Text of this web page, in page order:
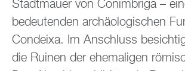
Stadtmauer von Conimbriga –
bedeutenden archäologischen
Condeixa. Im Anschluss
die Ruinen der ehemaligen